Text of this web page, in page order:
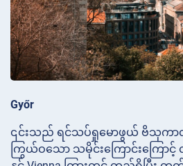
Győr
၎င်းသည် ရင်သပ်ရှုမောဖွယ် ဗိသုကာလ
ကြွယ်ဝသော သမိုင်းကြောင်းကြောင့်